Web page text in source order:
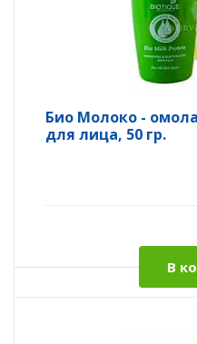
Био Молоко -
для лица, 50 гр.
В